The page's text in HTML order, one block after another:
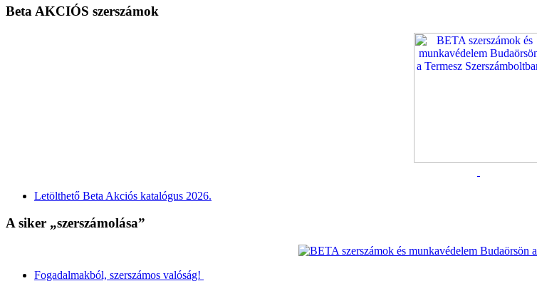
Beta AKCIÓS szerszámok
Letölthető Beta Akciós katalógus 2026.
A siker „szerszámolása”
Fogadalmakból, szerszámos valóság!